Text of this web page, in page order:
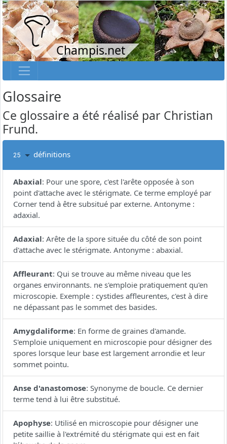
Champis.net
Glossaire
Ce glossaire a été réalisé par Christian
Frund.
25 définitions
Abaxial: Pour une spore, c'est l'arête opposée à son
point d'attache avec le stérigmate. Ce terme employé par
Corner tend à être subsitué par externe. Antonyme :
adaxial.
Adaxial: Arête de la spore située du côté de son point
d'attache avec le stérigmate. Antonyme : abaxial.
Affleurant: Qui se trouve au même niveau que les
organes environnants. ne s'emploie pratiquement qu'en
microscopie. Exemple : cystides affleurentes, c'est à dire
ne dépassant pas le sommet des basides.
Amygdaliforme: En forme de graines d'amande.
S'emploie uniquement en microscopie pour désigner des
spores lorsque leur base est largement arrondie et leur
sommet pointu.
Anse d'anastomose: Synonyme de boucle. Ce dernier
terme tend à lui être substitué.
Apophyse: Utilisé en microscopie pour désigner une
petite saillie à l'extrémité du stérigmate qui est en fait